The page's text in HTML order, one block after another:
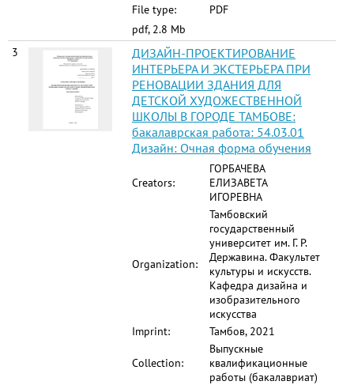
File type:
PDF
pdf, 2.8 Mb
3
ДИЗАЙН-ПРОЕКТИРОВАНИЕ
ИНТЕРЬЕРА И ЭКСТЕРЬЕРА ПРИ
РЕНОВАЦИИ ЗДАНИЯ ДЛЯ
ДЕТСКОЙ ХУДОЖЕСТВЕННОЙ
ШКОЛЫ В ГОРОДЕ ТАМБОВЕ:
бакалаврская работа: 54.03.01
Дизайн: Очная форма обучения
Creators:
ГОРБАЧЕВА
ЕЛИЗАВЕТА
ИГОРЕВНА
Organization:
Тамбовский
государственный
университет им. Г. Р.
Державина. Факультет
культуры и искусств.
Кафедра дизайна и
изобразительного
искусства
Imprint:
Тамбов, 2021
Collection:
Выпускные
квалификационные
работы (бакалавриат)